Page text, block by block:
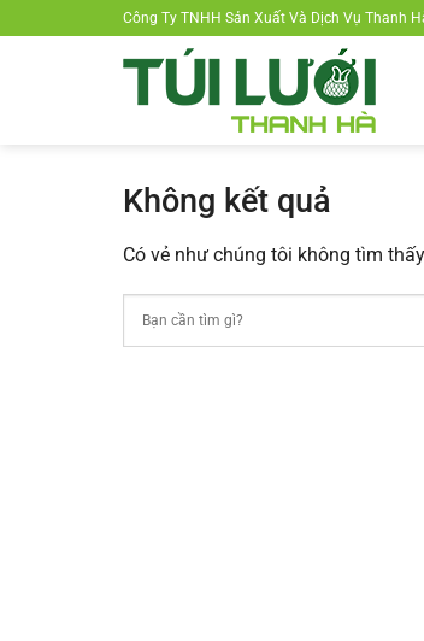
đến
Công Ty TNHH Sản Xuất Và Dịch Vụ Thanh
Không kết quả
Có vẻ như chúng tôi không tìm